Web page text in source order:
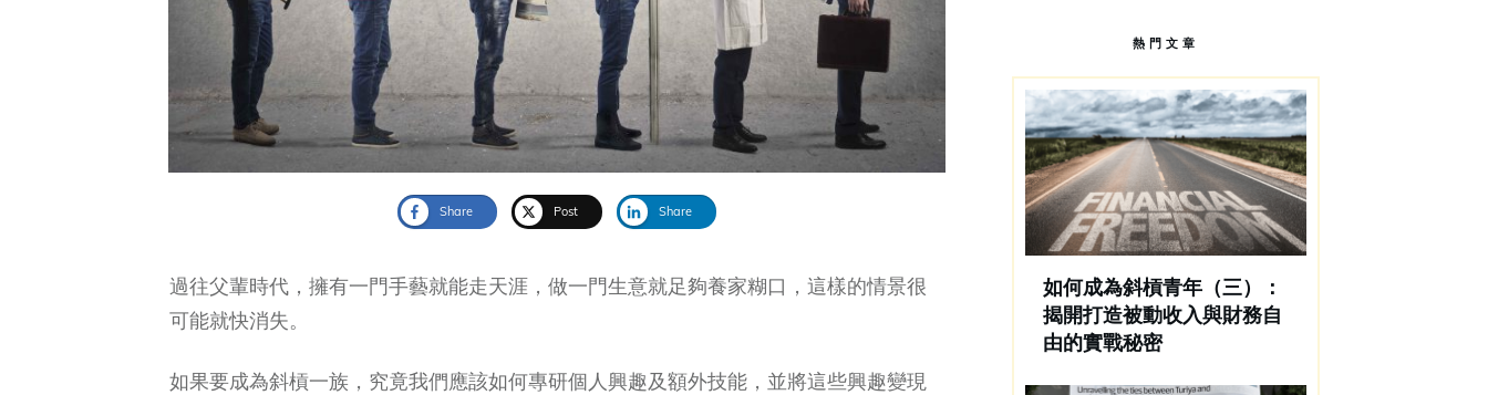
Share Post Share
過往父輩時代，擁有一門手藝就能走天涯，做一門生意就足夠養家糊口，這樣的情景很
可能就快消失。
如果要成為斜槓一族，究竟我們應該如何專研個人興趣及額外技能，並將這些興趣變現
熱門文章
如何成為斜槓青年（三）：
揭開打造被動收入與財務自
由的實戰秘密